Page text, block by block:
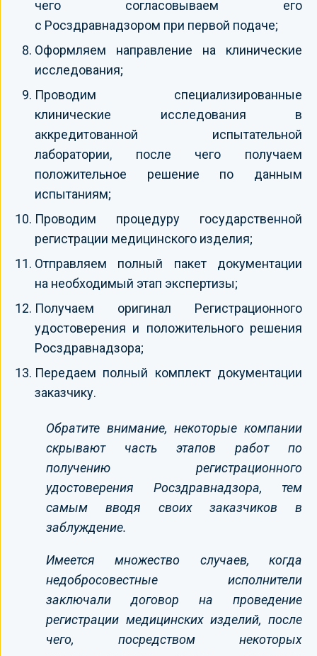
чего согласовываем его
с Росздравнадзором при первой подаче;
Оформляем направление на клинические
исследования;
Проводим специализированные
клинические исследования в
аккредитованной испытательной
лаборатории, после чего получаем
положительное решение по данным
испытаниям;
Проводим процедуру государственной
регистрации медицинского изделия;
Отправляем полный пакет документации
на необходимый этап экспертизы;
Получаем оригинал Регистрационного
удостоверения и положительного решения
Росздравнадзора;
Передаем полный комплект документации
заказчику.
Обратите внимание, некоторые компании
скрывают часть этапов работ по
получению регистрационного
удостоверения Росздравнадзора, тем
самым вводя своих заказчиков в
заблуждение.
Имеется множество случаев, когда
недобросовестные исполнители
заключали договор на проведение
регистрации медицинских изделий, после
чего, посредством некоторых